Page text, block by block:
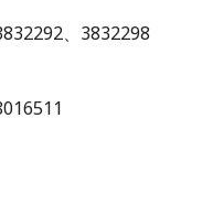
、3832298